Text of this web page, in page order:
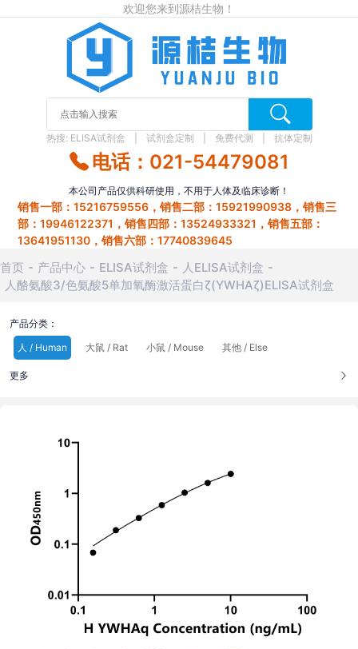
欢迎您来到源桔生物！
热搜: ELISA试剂盒 试剂盒定制 免费代测 抗体定制
电话：021-54479081
本公司产品仅供科研使用，不用于人体及临床诊断！
销售一部：15216759556，销售二部：15921990938，销售三
部：19946122371，销售四部：13524933321，销售五部：
13641951130，销售六部：17740839645
首页 产品中心 ELISA试剂盒
人ELISA试剂盒
人酪氨酸3/色氨酸5单加氧酶激活蛋白ζ(YWHAζ)ELISA试剂盒
产品分类：
人 / Human
大鼠 / Rat 小鼠 / Mouse 其他 / Else
更多